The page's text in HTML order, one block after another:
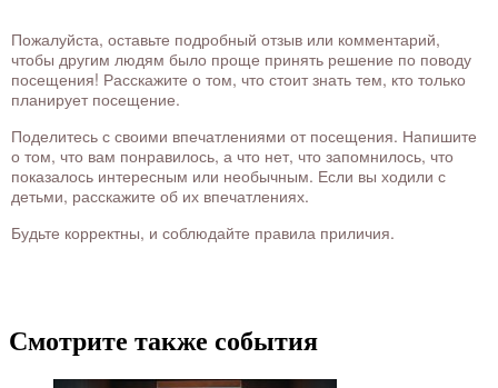
Пожалуйста, оставьте подробный отзыв или комментарий,
чтобы другим людям было проще принять решение по поводу
посещения! Расскажите о том, что стоит знать тем, кто только
планирует посещение.
Поделитесь с своими впечатлениями от посещения. Напишите
о том, что вам понравилось, а что нет, что запомнилось, что
показалось интересным или необычным. Если вы ходили с
детьми, расскажите об их впечатлениях.
Будьте корректны, и соблюдайте правила приличия.
Смотрите также события